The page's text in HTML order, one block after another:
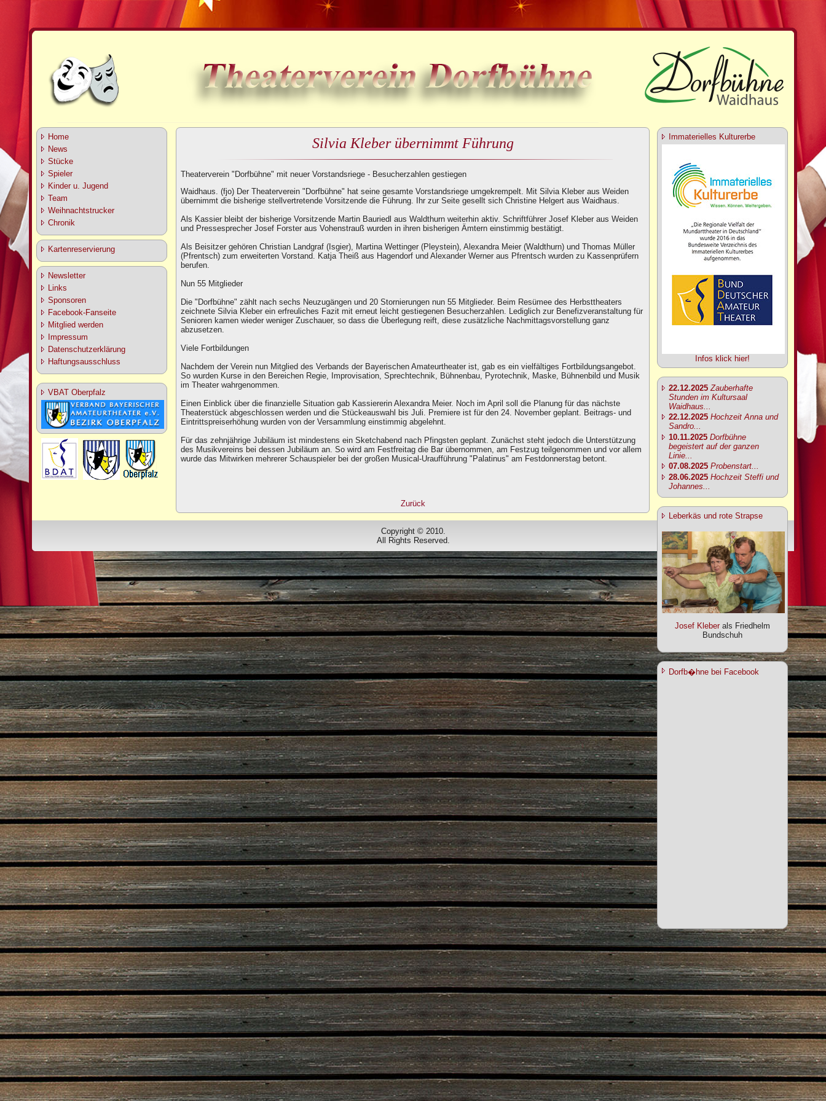
Home
News
Stücke
Spieler
Kinder u. Jugend
Team
Weihnachtstrucker
Chronik
Kartenreservierung
Newsletter
Links
Sponsoren
Facebook-Fanseite
Mitglied werden
Impressum
Datenschutzerklärung
Haftungsausschluss
VBAT Oberpfalz
Silvia Kleber übernimmt Führung
Theaterverein "Dorfbühne" mit neuer Vorstandsriege - Besucherzahlen gestiegen
Waidhaus. (fjo) Der Theaterverein "Dorfbühne" hat seine gesamte Vorstandsriege umgekrempelt. Mit Silvia Kleber aus Weiden
übernimmt die bisherige stellvertretende Vorsitzende die Führung. Ihr zur Seite gesellt sich Christine Helgert aus Waidhaus.
Als Kassier bleibt der bisherige Vorsitzende Martin Bauriedl aus Waldthurn weiterhin aktiv. Schriftführer Josef Kleber aus Weiden
und Pressesprecher Josef Forster aus Vohenstrauß wurden in ihren bisherigen Ämtern einstimmig bestätigt.
Als Beisitzer gehören Christian Landgraf (Isgier), Martina Wettinger (Pleystein), Alexandra Meier (Waldthurn) und Thomas Müller
(Pfrentsch) zum erweiterten Vorstand. Katja Theiß aus Hagendorf und Alexander Werner aus Pfrentsch wurden zu Kassenprüfern
berufen.
Nun 55 Mitglieder
Die "Dorfbühne" zählt nach sechs Neuzugängen und 20 Stornierungen nun 55 Mitglieder. Beim Resümee des Herbsttheaters
zeichnete Silvia Kleber ein erfreuliches Fazit mit erneut leicht gestiegenen Besucherzahlen. Lediglich zur Benefizveranstaltung für
Senioren kamen wieder weniger Zuschauer, so dass die Überlegung reift, diese zusätzliche Nachmittagsvorstellung ganz
abzusetzen.
Viele Fortbildungen
Nachdem der Verein nun Mitglied des Verbands der Bayerischen Amateurtheater ist, gab es ein vielfältiges Fortbildungsangebot.
So wurden Kurse in den Bereichen Regie, Improvisation, Sprechtechnik, Bühnenbau, Pyrotechnik, Maske, Bühnenbild und Musik
im Theater wahrgenommen.
Einen Einblick über die finanzielle Situation gab Kassiererin Alexandra Meier. Noch im April soll die Planung für das nächste
Theaterstück abgeschlossen werden und die Stückeauswahl bis Juli. Premiere ist für den 24. November geplant. Beitrags- und
Eintrittspreiserhöhung wurden von der Versammlung einstimmig abgelehnt.
Für das zehnjährige Jubiläum ist mindestens ein Sketchabend nach Pfingsten geplant. Zunächst steht jedoch die Unterstützung
des Musikvereins bei dessen Jubiläum an. So wird am Festfreitag die Bar übernommen, am Festzug teilgenommen und vor allem
wurde das Mitwirken mehrerer Schauspieler bei der großen Musical-Uraufführung "Palatinus" am Festdonnerstag betont.
Zurück
Immaterielles Kulturerbe
Infos klick hier!
22.12.2025 Zauberhafte
Stunden im Kultursaal
Waidhaus...
22.12.2025 Hochzeit Anna und
Sandro...
10.11.2025 Dorfbühne
begeistert auf der ganzen
Linie...
07.08.2025 Probenstart...
28.06.2025 Hochzeit Steffi und
Johannes...
Leberkäs und rote Strapse
Josef Kleber als Friedhelm
Bundschuh
Dorfb�hne bei Facebook
Copyright © 2010.
All Rights Reserved.
Designed bywww.dorfbuehne.de.